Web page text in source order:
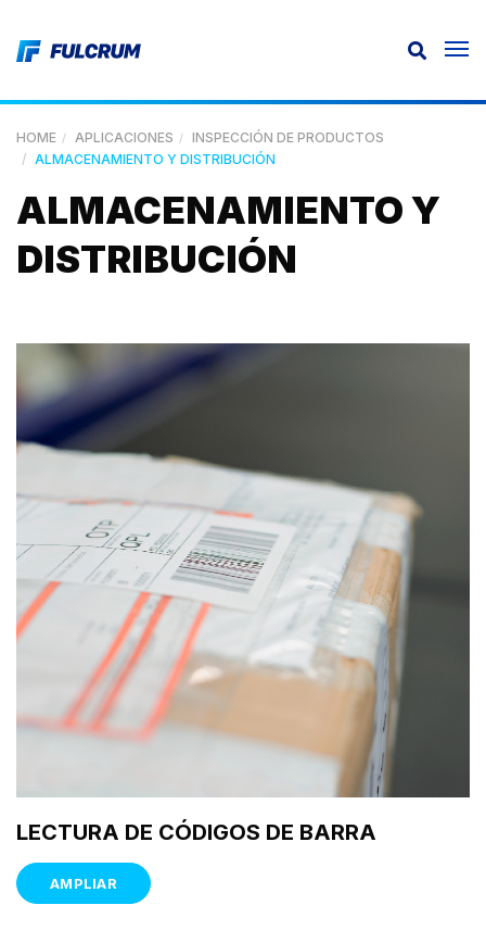
HOME APLICACIONES
INSPECCIÓN DE PRODUCTOS
ALMACENAMIENTO Y DISTRIBUCIÓN
ALMACENAMIENTO Y
DISTRIBUCIÓN
LECTURA DE CÓDIGOS DE BARRA
AMPLIAR